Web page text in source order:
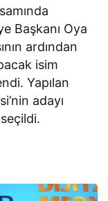
Başkanı Oya
ardından
isim
Yapılan
adayı